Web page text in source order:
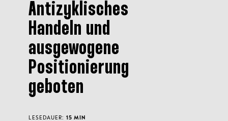
Antizyklisches
Handeln und
ausgewogene
Positionierung
geboten
LESEDAUER: 15 MIN